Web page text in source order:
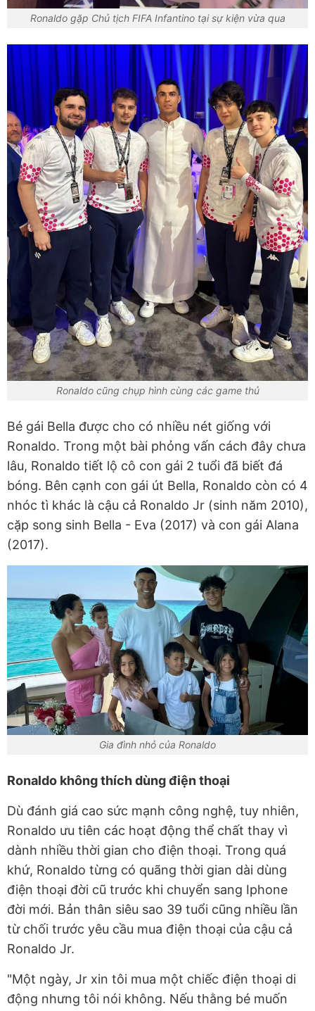
Ronaldo gặp Chủ tịch FIFA Infantino tại sự kiện vừa qua
Ronaldo cũng chụp hình cùng các game thủ
Bé gái Bella được cho có nhiều nét giống với
Ronaldo. Trong một bài phỏng vấn cách đây chưa
lâu, Ronaldo tiết lộ cô con gái 2 tuổi đã biết đá
bóng. Bên cạnh con gái út Bella, Ronaldo còn có 4
nhóc tì khác là cậu cả Ronaldo Jr (sinh năm 2010),
cặp song sinh Bella - Eva (2017) và con gái Alana
(2017).
Gia đình nhỏ của Ronaldo
Ronaldo không thích dùng điện thoại
Dù đánh giá cao sức mạnh công nghệ, tuy nhiên,
Ronaldo ưu tiên các hoạt động thể chất thay vì
dành nhiều thời gian cho điện thoại. Trong quá
khứ, Ronaldo từng có quãng thời gian dài dùng
điện thoại đời cũ trước khi chuyển sang Iphone
đời mới. Bản thân siêu sao 39 tuổi cũng nhiều lần
từ chối trước yêu cầu mua điện thoại của cậu cả
Ronaldo Jr.
"Một ngày, Jr xin tôi mua một chiếc điện thoại di
động nhưng tôi nói không. Nếu thằng bé muốn